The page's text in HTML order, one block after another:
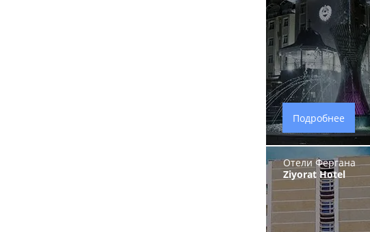
Подробнее
Отели Фергана
Ziyorat Hotel